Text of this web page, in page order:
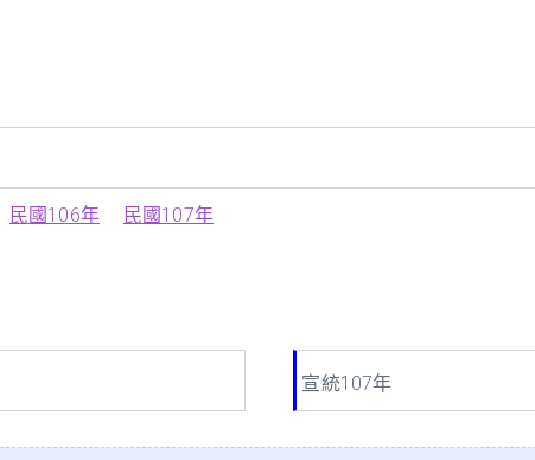
民國106年 民國107年
宣統107年